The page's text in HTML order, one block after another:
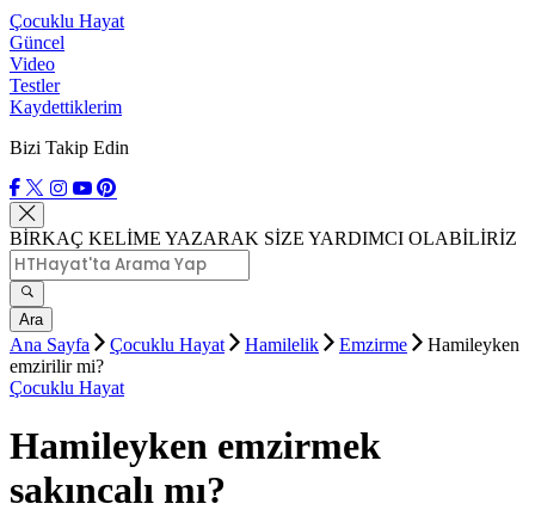
Çocuklu Hayat
Güncel
Video
Testler
Kaydettiklerim
Bizi Takip Edin
BİRKAÇ KELİME YAZARAK SİZE YARDIMCI OLABİLİRİZ
Ara
Ana Sayfa Çocuklu Hayat Hamilelik Emzirme
Hamileyken
emzirilir mi?
Çocuklu Hayat
Hamileyken emzirmek
sakıncalı mı?